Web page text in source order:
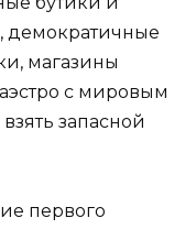
демократичные
магазины
с мировым
запасной
первого